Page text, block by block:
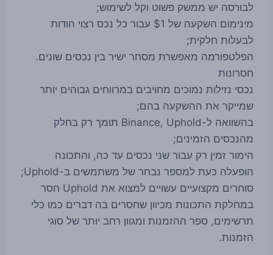
לבורסה יש ממשק פשוט וקל לשימוש;
מינימום השקעה של $1 עבור כל נכס רצוי הודות
לבעלות חלקית;
הפלטפורמה מאפשרת מסחר ישיר בין נכסים שונים.
חסרונות
נכסי נזילות נמוכים מחויבים במרווחים גבוהים יותר
שמייקר את ההשקעה בהם;
בהשוואה ל-Binance, Uphold תומך רק בחלק
מהנכסים הזמינים;
הימור זמין רק עבור שני נכסים עד כה, והתכונה
הופעלה כעת למספר נבחר של משתמשים ב-Uphold;
סוחרים מקצועיים עשויים למצוא את Uphold חסר
במחלקת התכונות מכיוון שחסרים בה דברים כמו כלי
תרשימים, ספר ההזמנות ומגוון רחב יותר של סוגי
הזמנות.